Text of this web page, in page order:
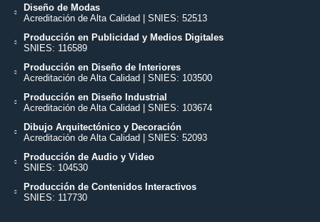
Diseño de Modas
Acreditación de Alta Calidad | SNIES: 52513
Producción en Publicidad y Medios Digitales
SNIES: 116589
Producción en Diseño de Interiores
Acreditación de Alta Calidad | SNIES: 103500
Producción en Diseño Industrial
Acreditación de Alta Calidad | SNIES: 103674
Dibujo Arquitectónico y Decoración
Acreditación de Alta Calidad | SNIES: 52093
Producción de Audio y Video
SNIES: 104530
Producción de Contenidos Interactivos
SNIES: 117730